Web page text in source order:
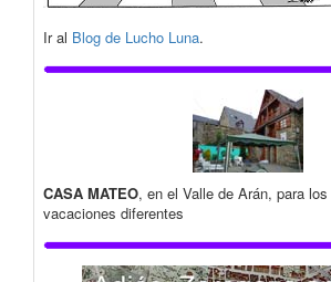
Ir al Blog de Lucho Luna.
CASA MATEO, en el Valle de Arán, para
vacaciones diferentes